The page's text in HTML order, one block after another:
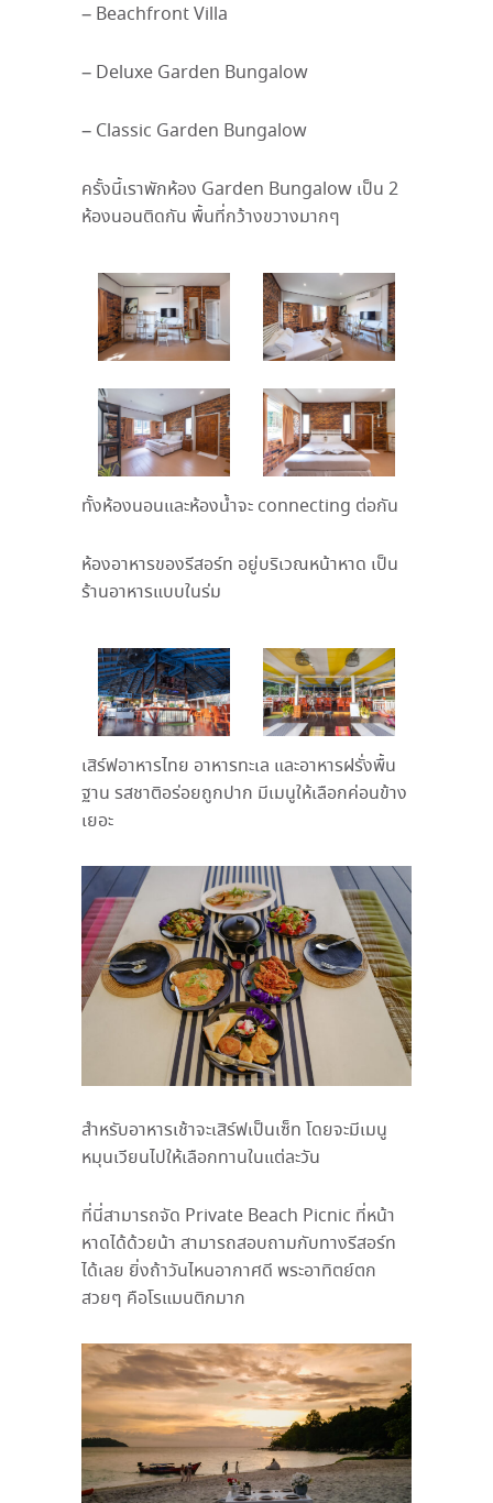
– Beachfront Villa
– Deluxe Garden Bungalow
– Classic Garden Bungalow
ครั้งนี้เราพักห้อง Garden Bungalow เป็น 2
ห้องนอนติดกัน พื้นที่กว้างขวางมากๆ
ทั้งห้องนอนและห้องน้ำจะ connecting ต่อกัน
ห้องอาหารของรีสอร์ท อยู่บริเวณหน้าหาด เป็น
ร้านอาหารแบบในร่ม
เสิร์ฟอาหารไทย อาหารทะเล และอาหารฝรั่งพื้น
ฐาน รสชาติอร่อยถูกปาก มีเมนูให้เลือกค่อนข้าง
เยอะ
สำหรับอาหารเช้าจะเสิร์ฟเป็นเซ็ท โดยจะมีเมนู
หมุนเวียนไปให้เลือกทานในแต่ละวัน
ที่นี่สามารถจัด Private Beach Picnic ที่หน้า
หาดได้ด้วยน้า สามารถสอบถามกับทางรีสอร์ท
ได้เลย ยิ่งถ้าวันไหนอากาศดี พระอาทิตย์ตก
สวยๆ คือโรแมนติกมาก